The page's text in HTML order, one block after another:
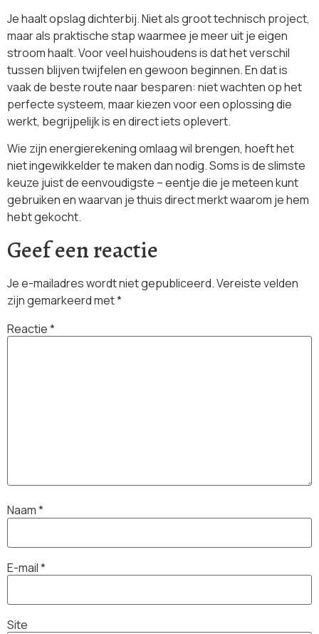
Je haalt opslag dichterbij. Niet als groot technisch project,
maar als praktische stap waarmee je meer uit je eigen
stroom haalt. Voor veel huishoudens is dat het verschil
tussen blijven twijfelen en gewoon beginnen. En dat is
vaak de beste route naar besparen: niet wachten op het
perfecte systeem, maar kiezen voor een oplossing die
werkt, begrijpelijk is en direct iets oplevert.
Wie zijn energierekening omlaag wil brengen, hoeft het
niet ingewikkelder te maken dan nodig. Soms is de slimste
keuze juist de eenvoudigste – eentje die je meteen kunt
gebruiken en waarvan je thuis direct merkt waarom je hem
hebt gekocht.
Geef een reactie
Je e-mailadres wordt niet gepubliceerd.Vereiste velden
zijn gemarkeerd met*
Reactie*
Naam*
E-mail*
Site